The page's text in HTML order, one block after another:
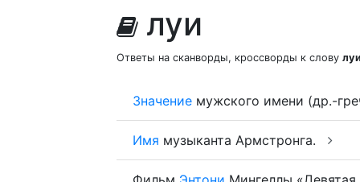
луи
Ответы на сканворды, кроссворды к слову
Значение мужского имени (др.-
Имя музыканта Армстронга.